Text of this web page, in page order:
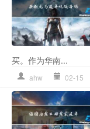
买。作为华南...
ahw 02-15